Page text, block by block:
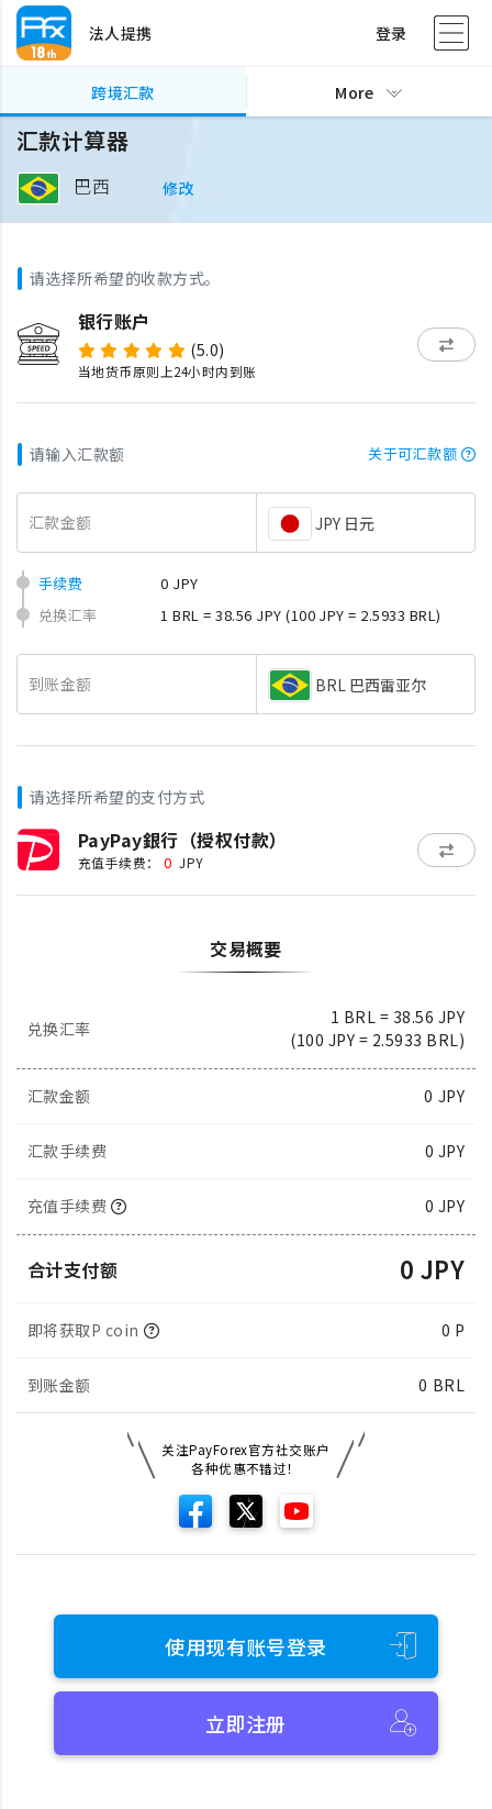
法人提携 登录
跨境汇款 More
汇款计算器
巴西 修改
请选择所希望的收款方式。
银行账户
(5.0)
当地货币原则上24小时内到账
请输入汇款额 关于可汇款额
汇款金额 JPY 日元
手续费
0 JPY
兑换汇率
1 BRL = 38.56 JPY (100 JPY = 2.5933 BRL)
到账金额 BRL 巴西雷亚尔
请选择所希望的支付方式
PayPay銀行（授权付款）
充值手续费： 0 JPY
交易概要
兑换汇率
1 BRL = 38.56 JPY
(100 JPY = 2.5933 BRL)
汇款金额 0 JPY
汇款手续费 0 JPY
充值手续费 0 JPY
合计支付额 0 JPY
即将获取P coin 0 P
到账金额 0 BRL
关注PayForex官方社交账户
各种优惠不错过！
使用现有账号登录
立即注册